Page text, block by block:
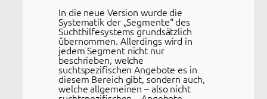
In die neue Version wurde die
Systematik der „Segmente“ des
Suchthilfesystems grundsätzlich
übernommen. Allerdings wird in
jedem Segment nicht nur
beschrieben, welche
suchtspezifischen Angebote es in
diesem Bereich gibt, sondern auch,
welche allgemeinen – also nicht